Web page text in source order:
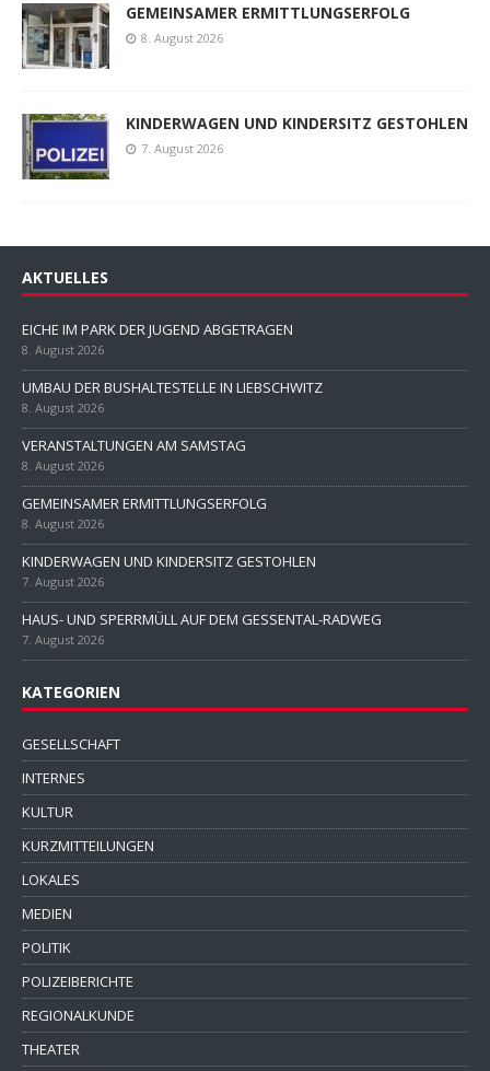
GEMEINSAMER ERMITTLUNGSERFOLG
8. August 2026
KINDERWAGEN UND KINDERSITZ GESTOHLEN
7. August 2026
AKTUELLES
EICHE IM PARK DER JUGEND ABGETRAGEN
8. August 2026
UMBAU DER BUSHALTESTELLE IN LIEBSCHWITZ
8. August 2026
VERANSTALTUNGEN AM SAMSTAG
8. August 2026
GEMEINSAMER ERMITTLUNGSERFOLG
8. August 2026
KINDERWAGEN UND KINDERSITZ GESTOHLEN
7. August 2026
HAUS- UND SPERRMÜLL AUF DEM GESSENTAL-RADWEG
7. August 2026
KATEGORIEN
GESELLSCHAFT
INTERNES
KULTUR
KURZMITTEILUNGEN
LOKALES
MEDIEN
POLITIK
POLIZEIBERICHTE
REGIONALKUNDE
THEATER